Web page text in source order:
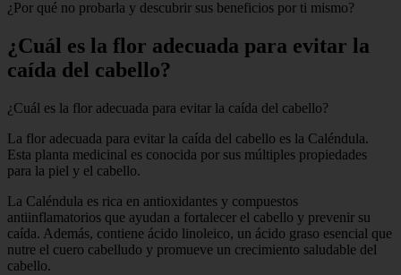
¿Por qué no probarla y descubrir sus beneficios por ti mismo?
¿Cuál es la flor adecuada para evitar la
caída del cabello?
¿Cuál es la flor adecuada para evitar la caída del cabello?
La flor adecuada para evitar la caída del cabello es la Caléndula.
Esta planta medicinal es conocida por sus múltiples propiedades
para la piel y el cabello.
La Caléndula es rica en antioxidantes y compuestos
antiinflamatorios que ayudan a fortalecer el cabello y prevenir su
caída. Además, contiene ácido linoleico, un ácido graso esencial que
nutre el cuero cabelludo y promueve un crecimiento saludable del
cabello.